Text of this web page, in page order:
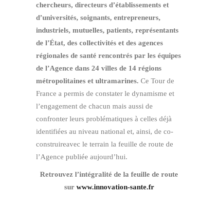
chercheurs, directeurs d’établissements et
d’universités, soignants, entrepreneurs,
industriels, mutuelles, patients, représentants
de l’État, des collectivités et des agences
régionales de santé rencontrés par les équipes
de l’Agence dans 24 villes de 14 régions
métropolitaines et ultramarines. Ce Tour de
France a permis de constater le dynamisme et
l’engagement de chacun mais aussi de
confronter leurs problématiques à celles déjà
identifiées au niveau national et, ainsi, de co-
construireavec le terrain la feuille de route de
l’Agence publiée aujourd’hui.
Retrouvez l’intégralité de la feuille de route
sur www.innovation-sante.fr